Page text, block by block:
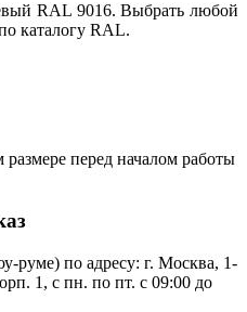
RAL 9016. Выбрать любой
каталогу RAL.
перед началом работы
руме) по адресу: г. Москва, 1-
1, с пн. по пт. с 09:00 до